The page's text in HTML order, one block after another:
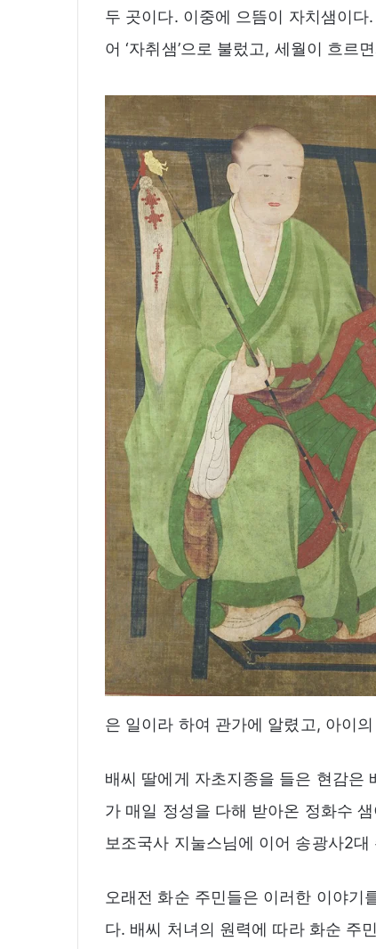
두 곳이다. 이중에 으뜸이 자치샘이
어 ‘자취샘’으로 불렀고, 세월이 흐르
은 일이라 하여 관가에 알렸고, 아이
배씨 딸에게 자초지종을 들은 현감은
가 매일 정성을 다해 받아온 정화수
보조국사 지눌스님에 이어 송광사2
오래전 화순 주민들은 이러한 이야기
다. 배씨 처녀의 원력에 따라 화순 주